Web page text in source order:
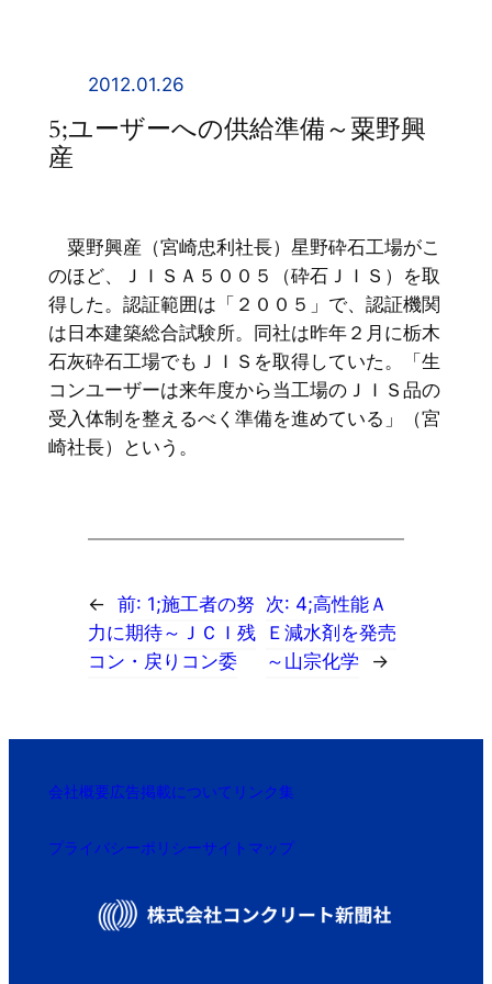
2012.01.26
5;ユーザーへの供給準備～粟野興
産
粟野興産（宮崎忠利社長）星野砕石工場がこ
のほど、ＪＩＳＡ５００５（砕石ＪＩＳ）を取
得した。認証範囲は「２００５」で、認証機関
は日本建築総合試験所。同社は昨年２月に栃木
石灰砕石工場でもＪＩＳを取得していた。「生
コンユーザーは来年度から当工場のＪＩＳ品の
受入体制を整えるべく準備を進めている」（宮
崎社長）という。
← 前: 1;施工者の努
力に期待～ＪＣＩ残
コン・戻りコン委
次: 4;高性能Ａ
Ｅ減水剤を発売
～山宗化学
→
会社概要広告掲載について リンク集
プライバシーポリシーサイトマップ